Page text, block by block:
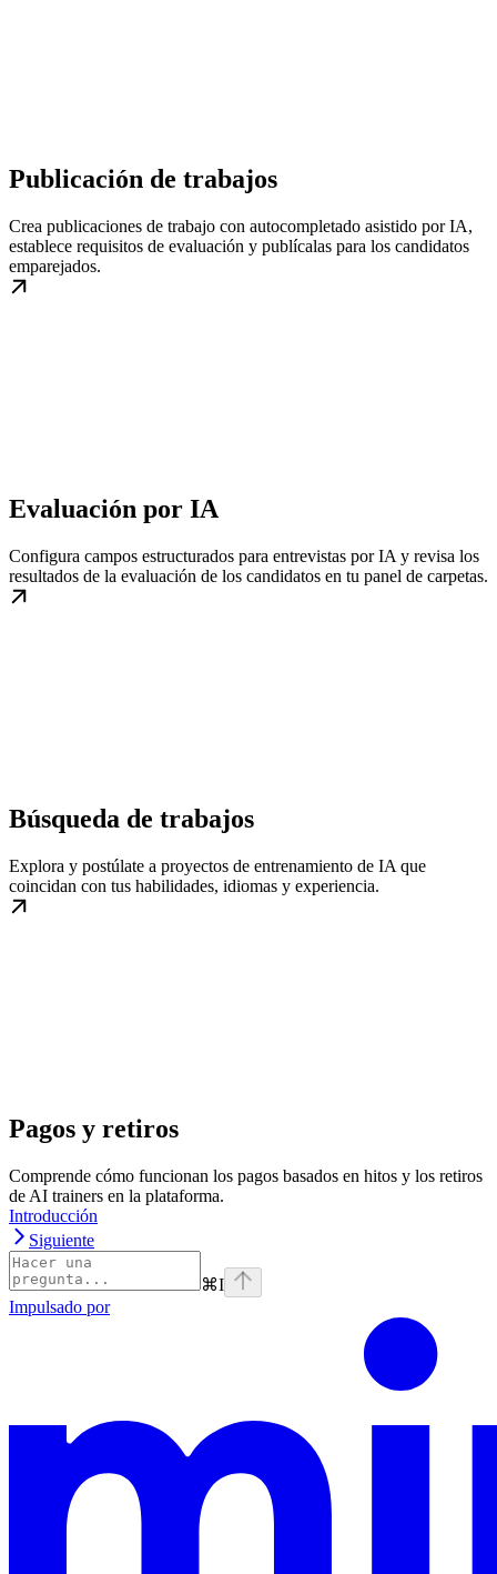
Publicación de trabajos
Crea publicaciones de trabajo con autocompletado asistido por IA,
establece requisitos de evaluación y publícalas para los candidatos
emparejados.
Evaluación por IA
Configura campos estructurados para entrevistas por IA y revisa los
resultados de la evaluación de los candidatos en tu panel de carpetas.
Búsqueda de trabajos
Explora y postúlate a proyectos de entrenamiento de IA que
coincidan con tus habilidades, idiomas y experiencia.
Pagos y retiros
Comprende cómo funcionan los pagos basados en hitos y los retiros
de AI trainers en la plataforma.
Introducción
Siguiente
⌘I
Impulsado por